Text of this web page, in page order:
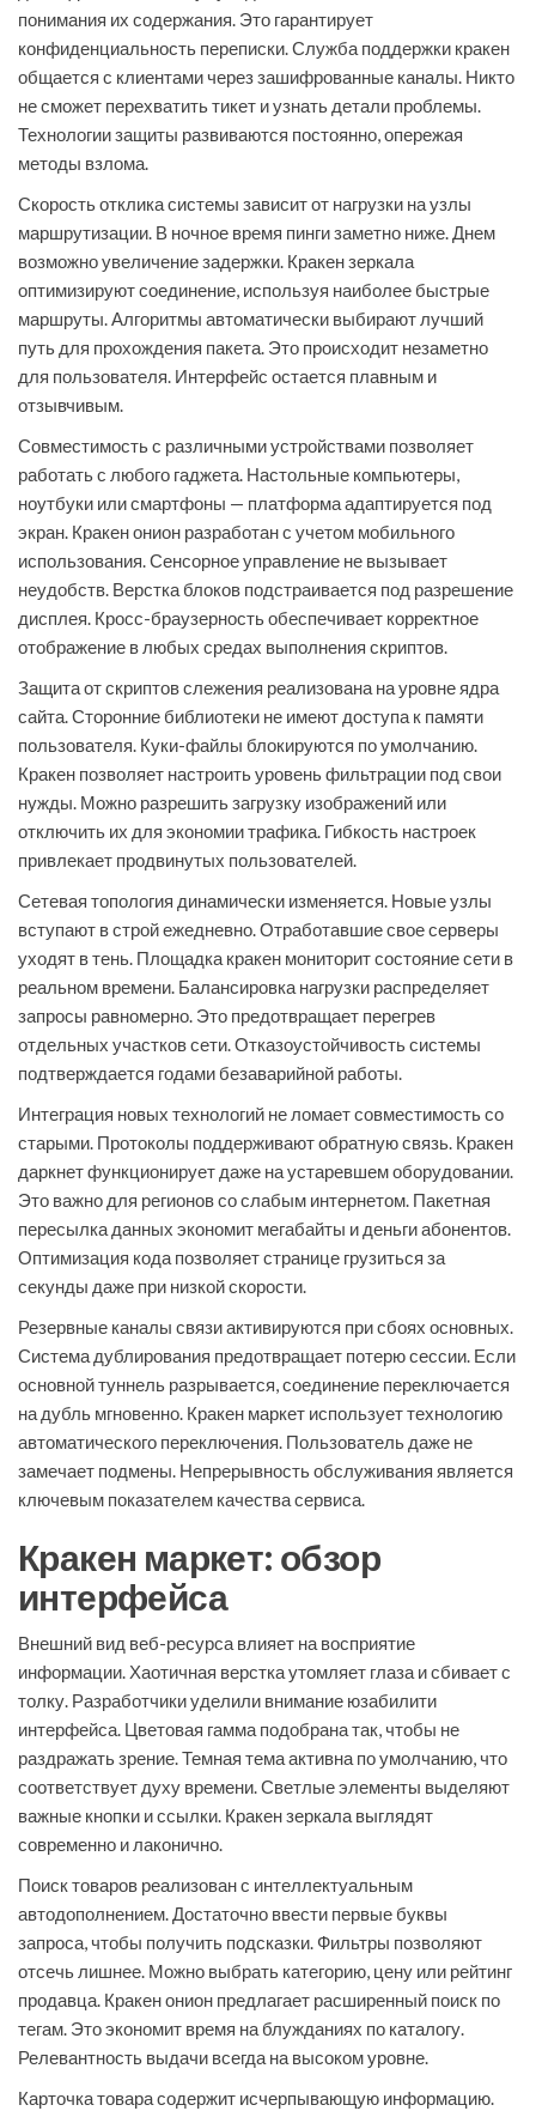
понимания их содержания. Это гарантирует
конфиденциальность переписки. Служба поддержки кракен
общается с клиентами через зашифрованные каналы. Никто
не сможет перехватить тикет и узнать детали проблемы.
Технологии защиты развиваются постоянно, опережая
методы взлома.
Скорость отклика системы зависит от нагрузки на узлы
маршрутизации. В ночное время пинги заметно ниже. Днем
возможно увеличение задержки. Кракен зеркала
оптимизируют соединение, используя наиболее быстрые
маршруты. Алгоритмы автоматически выбирают лучший
путь для прохождения пакета. Это происходит незаметно
для пользователя. Интерфейс остается плавным и
отзывчивым.
Совместимость с различными устройствами позволяет
работать с любого гаджета. Настольные компьютеры,
ноутбуки или смартфоны — платформа адаптируется под
экран. Кракен онион разработан с учетом мобильного
использования. Сенсорное управление не вызывает
неудобств. Верстка блоков подстраивается под разрешение
дисплея. Кросс-браузерность обеспечивает корректное
отображение в любых средах выполнения скриптов.
Защита от скриптов слежения реализована на уровне ядра
сайта. Сторонние библиотеки не имеют доступа к памяти
пользователя. Куки-файлы блокируются по умолчанию.
Кракен позволяет настроить уровень фильтрации под свои
нужды. Можно разрешить загрузку изображений или
отключить их для экономии трафика. Гибкость настроек
привлекает продвинутых пользователей.
Сетевая топология динамически изменяется. Новые узлы
вступают в строй ежедневно. Отработавшие свое серверы
уходят в тень. Площадка кракен мониторит состояние сети в
реальном времени. Балансировка нагрузки распределяет
запросы равномерно. Это предотвращает перегрев
отдельных участков сети. Отказоустойчивость системы
подтверждается годами безаварийной работы.
Интеграция новых технологий не ломает совместимость со
старыми. Протоколы поддерживают обратную связь. Кракен
даркнет функционирует даже на устаревшем оборудовании.
Это важно для регионов со слабым интернетом. Пакетная
пересылка данных экономит мегабайты и деньги абонентов.
Оптимизация кода позволяет странице грузиться за
секунды даже при низкой скорости.
Резервные каналы связи активируются при сбоях основных.
Система дублирования предотвращает потерю сессии. Если
основной туннель разрывается, соединение переключается
на дубль мгновенно. Кракен маркет использует технологию
автоматического переключения. Пользователь даже не
замечает подмены. Непрерывность обслуживания является
ключевым показателем качества сервиса.
Кракен маркет: обзор
интерфейса
Внешний вид веб-ресурса влияет на восприятие
информации. Хаотичная верстка утомляет глаза и сбивает с
толку. Разработчики уделили внимание юзабилити
интерфейса. Цветовая гамма подобрана так, чтобы не
раздражать зрение. Темная тема активна по умолчанию, что
соответствует духу времени. Светлые элементы выделяют
важные кнопки и ссылки. Кракен зеркала выглядят
современно и лаконично.
Поиск товаров реализован с интеллектуальным
автодополнением. Достаточно ввести первые буквы
запроса, чтобы получить подсказки. Фильтры позволяют
отсечь лишнее. Можно выбрать категорию, цену или рейтинг
продавца. Кракен онион предлагает расширенный поиск по
тегам. Это экономит время на блужданиях по каталогу.
Релевантность выдачи всегда на высоком уровне.
Карточка товара содержит исчерпывающую информацию.